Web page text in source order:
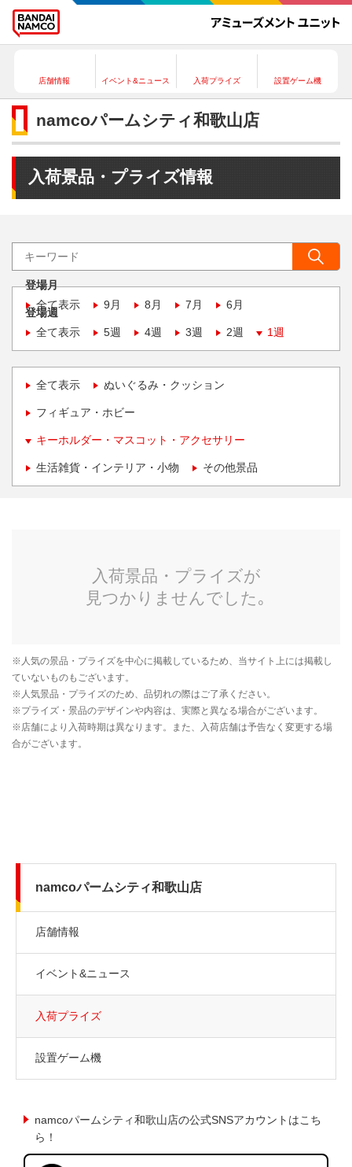
店舗情報 イベント&ニュース 入荷プライズ 設置ゲーム機
namcoパームシティ和歌山店
入荷景品・プライズ情報
登場月
全て表示
9月 8月 7月 6月
登場週
全て表示
5週 4週 3週 2週 1週
全て表示 ぬいぐるみ・クッション
フィギュア・ホビー
キーホルダー・マスコット・アクセサリー
生活雑貨・インテリア・小物 その他景品
namcoパームシティ和歌山店
店舗情報
イベント&ニュース
入荷プライズ
設置ゲーム機
namcoパームシティ和歌山店の公式SNSアカウントはこち
ら！